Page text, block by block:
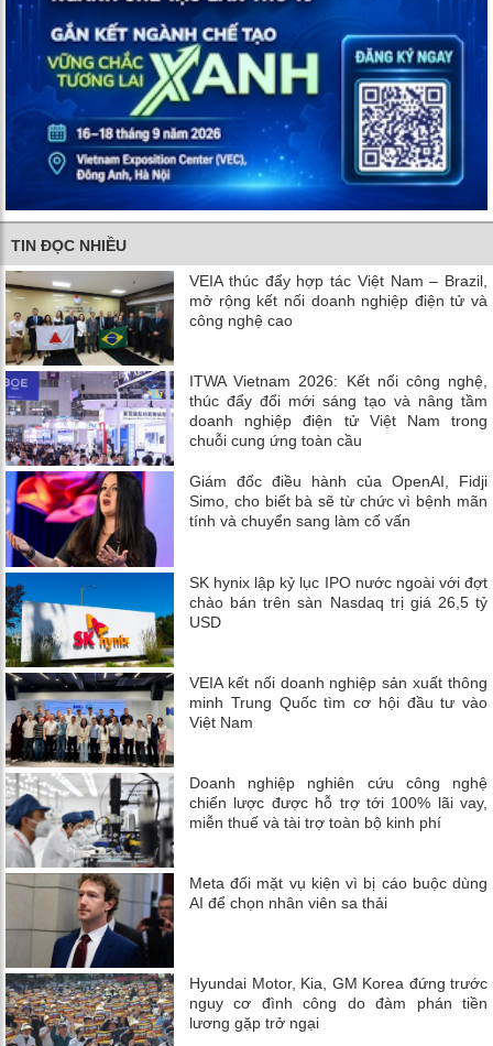
TIN ĐỌC NHIỀU
VEIA thúc đẩy hợp tác Việt Nam – Brazil,
mở rộng kết nối doanh nghiệp điện tử và
công nghệ cao
ITWA Vietnam 2026: Kết nối công nghệ,
thúc đẩy đổi mới sáng tạo và nâng tầm
doanh nghiệp điện tử Việt Nam trong
chuỗi cung ứng toàn cầu
Giám đốc điều hành của OpenAI, Fidji
Simo, cho biết bà sẽ từ chức vì bệnh mãn
tính và chuyển sang làm cố vấn
SK hynix lập kỷ lục IPO nước ngoài với đợt
chào bán trên sàn Nasdaq trị giá 26,5 tỷ
USD
VEIA kết nối doanh nghiệp sản xuất thông
minh Trung Quốc tìm cơ hội đầu tư vào
Việt Nam
Doanh nghiệp nghiên cứu công nghệ
chiến lược được hỗ trợ tới 100% lãi vay,
miễn thuế và tài trợ toàn bộ kinh phí
Meta đối mặt vụ kiện vì bị cáo buộc dùng
AI để chọn nhân viên sa thải
Hyundai Motor, Kia, GM Korea đứng trước
nguy cơ đình công do đàm phán tiền
lương gặp trở ngại